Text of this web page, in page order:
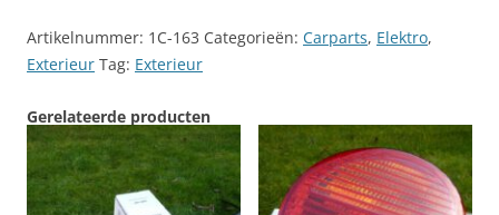
Artikelnummer: 1C-163 Categorieën: Carparts, Elektro,
Exterieur Tag: Exterieur
Gerelateerde producten